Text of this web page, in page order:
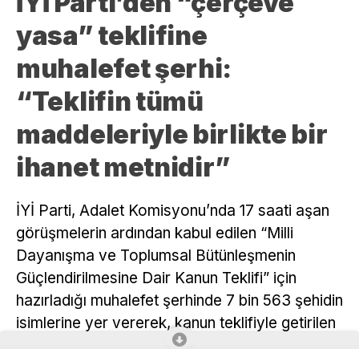
yasa” teklifine
muhalefet şerhi:
“Teklifin tümü
maddeleriyle birlikte bir
ihanet metnidir”
İYİ Parti, Adalet Komisyonu’nda 17 saati aşan
görüşmelerin ardından kabul edilen “Milli
Dayanışma ve Toplumsal Bütünleşmenin
Güçlendirilmesine Dair Kanun Teklifi” için
hazırladığı muhalefet şerhinde 7 bin 563 şehidin
isimlerine yer vererek, kanun teklifiyle getirilen